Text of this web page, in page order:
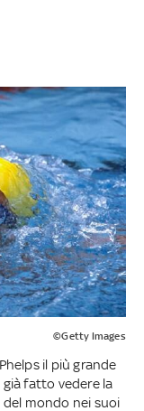
©Getty Images
il più grande
fatto vedere la
del mondo nei suoi